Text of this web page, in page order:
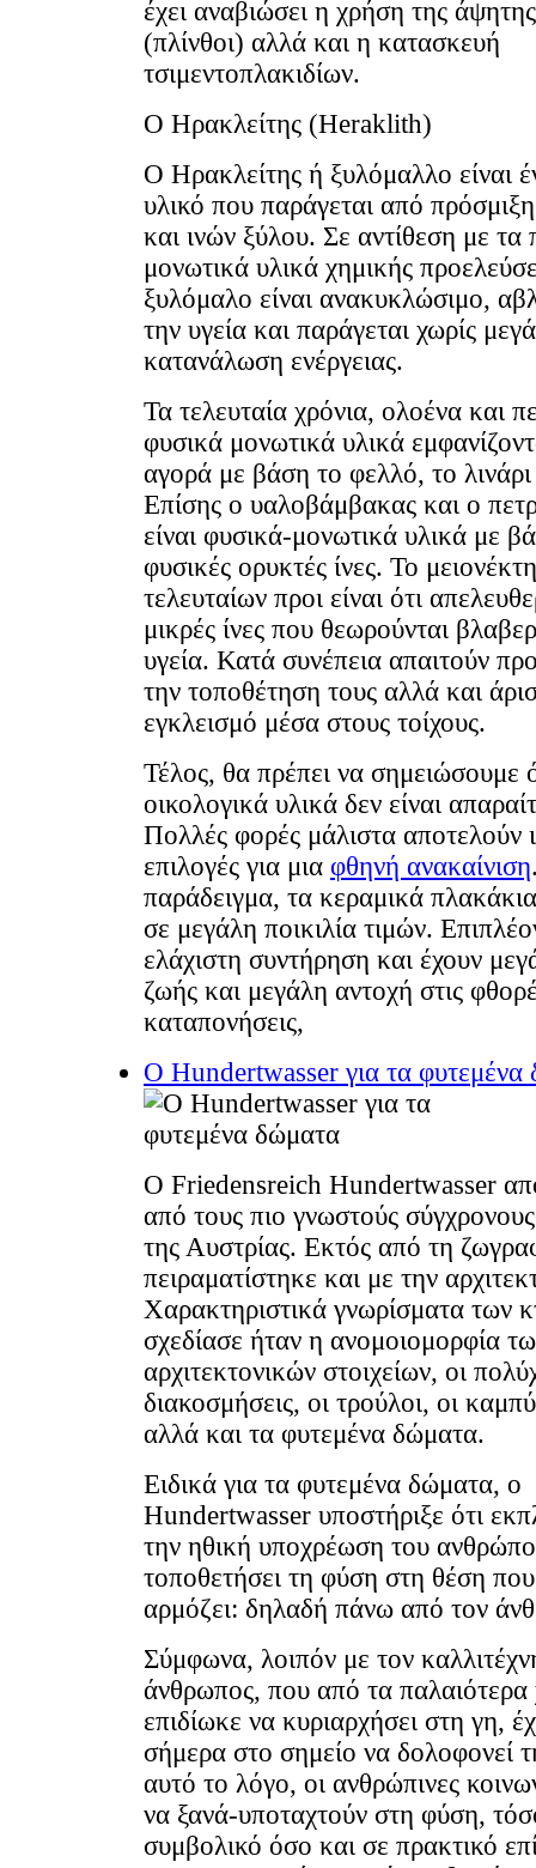
έχει αναβιώσει η χρήση της
(πλίνθοι) αλλά και η κατασκευή
τσιμεντοπλακιδίων.
Ο Ηρακλείτης (Heraklith)
Ο Ηρακλείτης ή ξυλόμαλλο είναι
υλικό που παράγεται από
και ινών ξύλου. Σε αντίθεση με τα
μονωτικά υλικά χημικής
ξυλόμαλο είναι ανακυκλώσιμο,
την υγεία και παράγεται χωρίς
κατανάλωση ενέργειας.
Τα τελευταία χρόνια, ολοένα και
φυσικά μονωτικά υλικά
αγορά με βάση το φελλό, το
Επίσης ο υαλοβάμβακας και ο
είναι φυσικά-μονωτικά υλικά με
φυσικές ορυκτές ίνες. Το
τελευταίων προι είναι ότι
μικρές ίνες που θεωρούνται
υγεία. Κατά συνέπεια απαιτούν
την τοποθέτηση τους αλλά και
εγκλεισμό μέσα στους τοίχους.
Τέλος, θα πρέπει να σημειώσουμε
οικολογικά υλικά δεν είναι
Πολλές φορές μάλιστα αποτελούν
επιλογές για μια φθηνή ανακαίνιση
παράδειγμα, τα κεραμικά πλακάκια
σε μεγάλη ποικιλία τιμών.
ελάχιστη συντήρηση και έχουν
ζωής και μεγάλη αντοχή στις
καταπονήσεις,
Ο Hundertwasser για τα φυτεμένα
O Friedensreich Hundertwasser
από τους πιο γνωστούς
της Αυστρίας. Εκτός από τη
πειραματίστηκε και με την
Χαρακτηριστικά γνωρίσματα των
σχεδίασε ήταν η ανομοιομορφία
αρχιτεκτονικών στοιχείων, οι
διακοσμήσεις, οι τρούλοι, οι
αλλά και τα φυτεμένα δώματα.
Ειδικά για τα φυτεμένα δώματα, ο
Hundertwasser υποστήριξε ότι
την ηθική υποχρέωση του
τοποθετήσει τη φύση στη θέση
αρμόζει: δηλαδή πάνω από τον
Σύμφωνα, λοιπόν με τον
άνθρωπος, που από τα παλαιότερα
επιδίωκε να κυριαρχήσει στη γη,
σήμερα στο σημείο να δολοφονεί
αυτό το λόγο, οι ανθρώπινες
να ξανά-υποταχτούν στη φύση,
συμβολικό όσο και σε πρακτικό